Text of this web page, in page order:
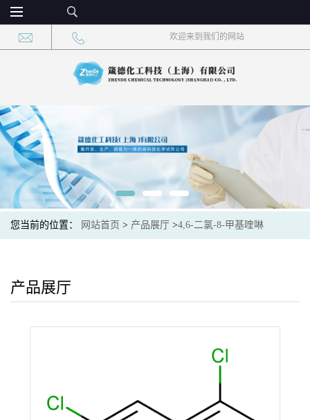
欢迎来到我们的网站
您当前的位置： 网站首页 > 产品展厅 >4,6-二氯-8-甲基喹啉
产品展厅